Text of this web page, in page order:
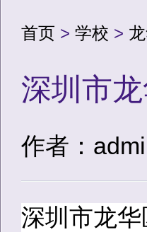
首页 > 学校 >
深圳市
作者：
深圳市龙